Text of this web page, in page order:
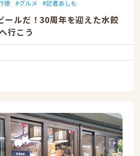
徳 グルメ 記者あしも
ールだ！30周年を迎えた水餃
行こう